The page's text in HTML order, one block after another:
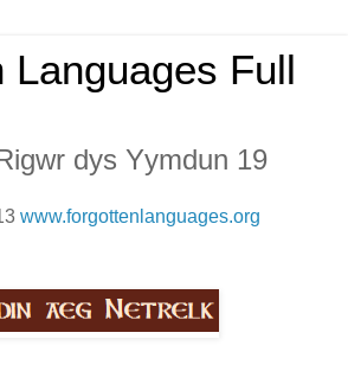
Languages Full
dys Yymdun 19
www.forgottenlanguages.org